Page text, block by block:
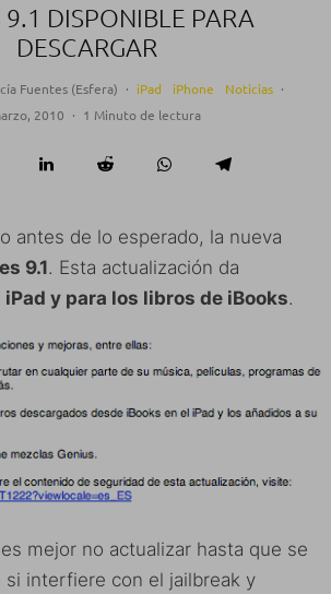
9.1 DISPONIBLE PARA
DESCARGAR
Fuentes (Esfera) · iPad iPhone Noticias ·
2010 · 1 Minuto de lectura
antes de lo esperado, la nueva
9.1. Esta actualización da
y para los libros de iBooks.
mejor no actualizar hasta que se
si interfiere con el jailbreak y